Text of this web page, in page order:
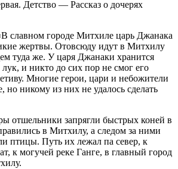
славном городе Митхиле царь Джанака
жертвы. Отовсюду идут в Митхилу
туда же. У царя Джанаки хранится
и никто до сих пор не смог его
Многие герои, цари и небожители
никому из них не удалось сделать
отшельники запрягли быстрых коней в
в Митхилу, а следом за ними
птицы. Путь их лежал па север, к
к могучей реке Ганге, в главный город